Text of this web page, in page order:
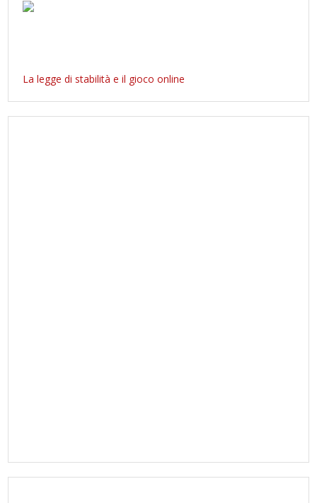
La legge di stabilità e il gioco online